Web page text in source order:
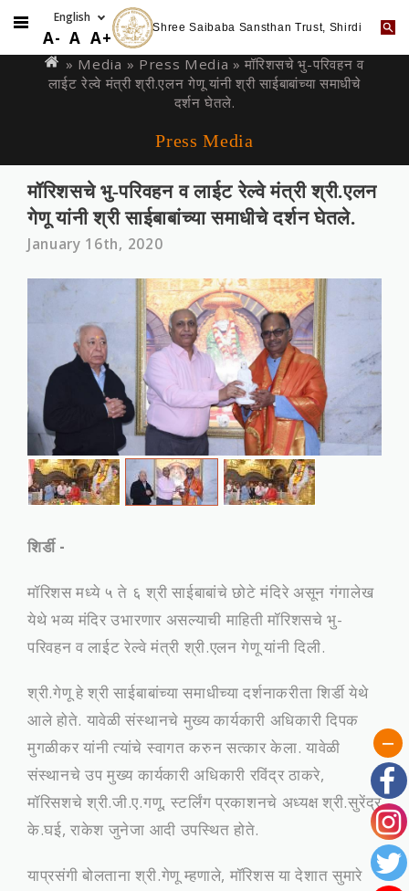
to
A- A A+ Shree Saibaba Sansthan Trust, Shirdi
are
» Media » Press Media » मॉरिशसचे भु-परिवहन व
लाईट रेल्‍वे मंत्री श्री.एलन गेणू यांनी श्री साईबाबांच्या समाधीचे
दर्शन घेतले.
Press Media
मॉरिशसचे भु-परिवहन व लाईट रेल्‍वे मंत्री श्री.एलन
गेणू यांनी श्री साईबाबांच्या समाधीचे दर्शन घेतले.
January 16th, 2020
शिर्डी -
मॉरिशस मध्‍ये ५ ते ६ श्री साईबाबांचे छोटे मंदिरे असून गंगालेख
येथे भव्‍य मंदिर उभारणार असल्‍याची माहिती मॉरिशसचे भु-
परिवहन व लाईट रेल्‍वे मंत्री श्री.एलन गेणू यांनी दिली.
श्री.गेणू हे श्री साईबाबांच्‍या समाधीच्‍या दर्शनाकरीता शिर्डी येथे
आले होते. यावेळी संस्‍थानचे मुख्‍य कार्यकारी अधिकारी दिपक
मुगळीकर यांनी त्‍यांचे स्‍वागत करुन सत्‍कार केला. यावेळी
संस्‍थानचे उप मुख्‍य कार्यकारी अधिकारी रविंद्र ठाकरे,
मॉरिसशचे श्री.जी.ए.गणू, स्‍टर्लिंग प्रकाशनचे अध्‍यक्ष श्री.सुरेंद्र
के.घई, राकेश जुनेजा आदी उपस्थित होते.
याप्रसंगी बोलताना श्री.गेणू म्‍हणाले, मॉरिशस या देशात सुमारे